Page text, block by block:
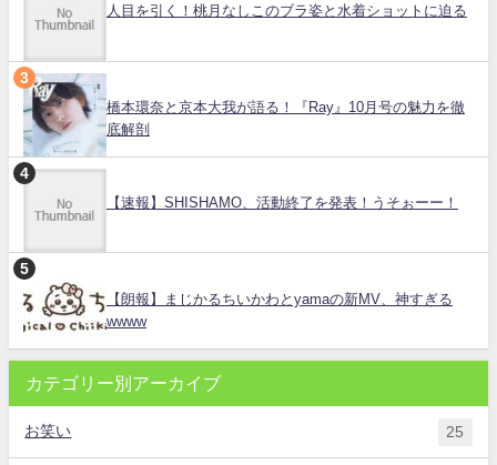
人目を引く！桃月なしこのブラ姿と水着ショットに迫る
橋本環奈と京本大我が語る！『Ray』10月号の魅力を徹
底解剖
【速報】SHISHAMO、活動終了を発表！うそぉーー！
【朗報】まじかるちいかわとyamaの新MV、神すぎる
wwww
カテゴリー別アーカイブ
お笑い 25